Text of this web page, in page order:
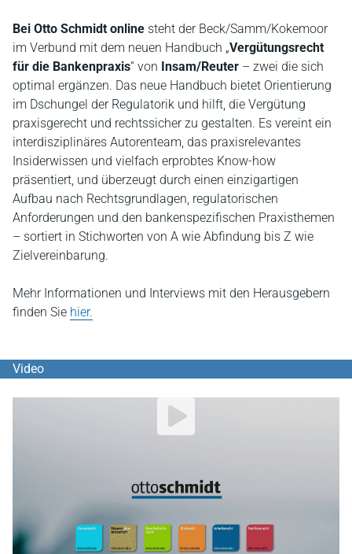
Bei Otto Schmidt online steht der Beck/Samm/Kokemoor
im Verbund mit dem neuen Handbuch „Vergütungsrecht
für die Bankenpraxis“ von Insam/Reuter – zwei die sich
optimal ergänzen. Das neue Handbuch bietet Orientierung
im Dschungel der Regulatorik und hilft, die Vergütung
praxisgerecht und rechtssicher zu gestalten. Es vereint ein
interdisziplinäres Autorenteam, das praxisrelevantes
Insiderwissen und vielfach erprobtes Know-how
präsentiert, und überzeugt durch einen einzigartigen
Aufbau nach Rechtsgrundlagen, regulatorischen
Anforderungen und den bankenspezifischen Praxisthemen
– sortiert in Stichworten von A wie Abfindung bis Z wie
Zielvereinbarung.
Mehr Informationen und Interviews mit den Herausgebern
finden Sie hier.
Video